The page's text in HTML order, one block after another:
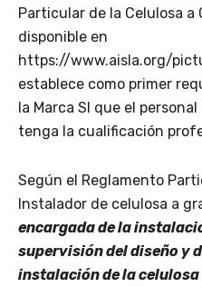
Particular de la Celulosa a
disponible en
https://www.aisla.org/
establece como primer
la Marca SI que el
tenga la cualificación
Según el Reglamento
Instalador de celulosa a
encargada de la
supervisión del diseño y
instalación de la celulosa